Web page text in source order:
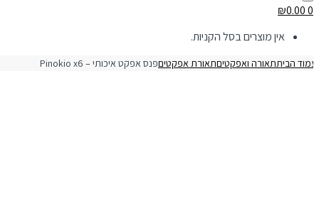
₪0.00
אין מוצרים בסל הקניות.
הביתתאורה ואפקטיםתאורת אפקטיםפנס אפקט איכותי – Pinokio x6